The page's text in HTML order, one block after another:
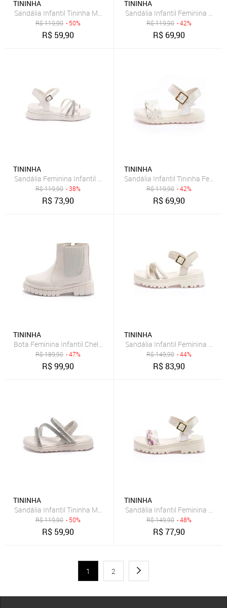
TININHA
Sandália Infantil Tininha Menina Tamanco com Elástico Rosê
R$119,90 - 50%
R$ 59,90
TININHA
Sandália Infantil Feminina
R$119,90 - 42%
R$ 69,90
TININHA
Sandália Feminina Infantil Menina Tininha Festa Conforto Off White
R$119,90 - 38%
R$73,90
TININHA
Sandália Infantil Tininha
R$119,90 - 42%
R$ 69,90
TININHA
Bota Feminina Infantil Chelsea Coturno Menina Tininha Off White
R$189,90 - 47%
R$99,90
TININHA
Sandália Infantil Feminina
R$149,90 - 44%
R$83,90
TININHA
Sandália Infantil Tininha Menina Tamanco com Elástico Off White
R$119,90 - 50%
R$ 59,90
TININHA
Sandália Infantil Feminina
R$149,90 - 48%
R$77,90
1 2